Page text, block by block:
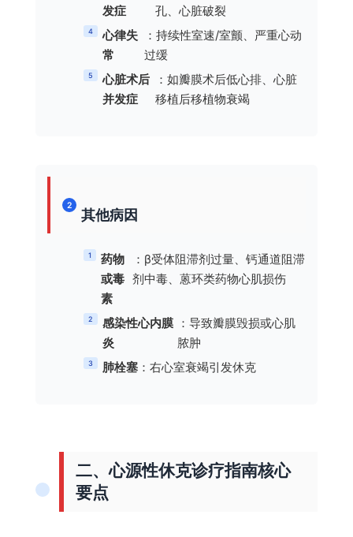
发症
孔、心脏破裂
4
心律失
常
：持续性室速/室颤、严重心动
过缓
5
心脏术后
并发症
：如瓣膜术后低心排、心脏
移植后移植物衰竭
2
其他病因
1
药物
或毒
素
：β受体阻滞剂过量、钙通道阻滞
剂中毒、蒽环类药物心肌损伤
2
感染性心内膜
炎
：导致瓣膜毁损或心肌
脓肿
3 肺栓塞 ：右心室衰竭引发休克
二、心源性休克诊疗指南核心
要点